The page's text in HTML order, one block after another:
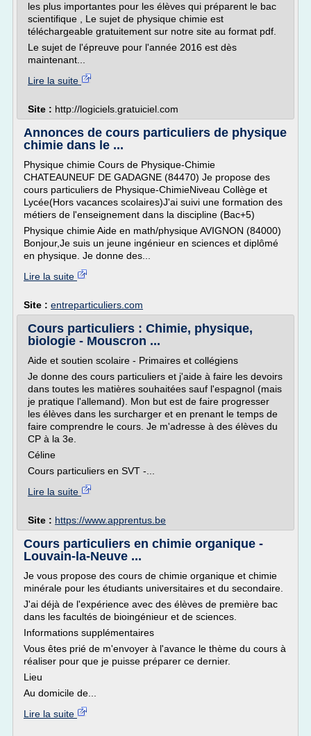
les plus importantes pour les élèves qui préparent le bac
scientifique , Le sujet de physique chimie est
téléchargeable gratuitement sur notre site au format pdf.
Le sujet de l'épreuve pour l'année 2016 est dès
maintenant...
Lire la suite
Site : http://logiciels.gratuiciel.com
Annonces de cours particuliers de physique
chimie dans le ...
Physique chimie Cours de Physique-Chimie
CHATEAUNEUF DE GADAGNE (84470) Je propose des
cours particuliers de Physique-ChimieNiveau Collège et
Lycée(Hors vacances scolaires)J'ai suivi une formation des
métiers de l'enseignement dans la discipline (Bac+5)
Physique chimie Aide en math/physique AVIGNON (84000)
Bonjour,Je suis un jeune ingénieur en sciences et diplômé
en physique. Je donne des...
Lire la suite
Site : entreparticuliers.com
Cours particuliers : Chimie, physique,
biologie - Mouscron ...
Aide et soutien scolaire - Primaires et collégiens
Je donne des cours particuliers et j'aide à faire les devoirs
dans toutes les matières souhaitées sauf l'espagnol (mais
je pratique l'allemand). Mon but est de faire progresser
les élèves dans les surcharger et en prenant le temps de
faire comprendre le cours. Je m'adresse à des élèves du
CP à la 3e.
Céline
Cours particuliers en SVT -...
Lire la suite
Site : https://www.apprentus.be
Cours particuliers en chimie organique -
Louvain-la-Neuve ...
Je vous propose des cours de chimie organique et chimie
minérale pour les étudiants universitaires et du secondaire.
J'ai déjà de l'expérience avec des élèves de première bac
dans les facultés de bioingénieur et de sciences.
Informations supplémentaires
Vous êtes prié de m'envoyer à l'avance le thème du cours à
réaliser pour que je puisse préparer ce dernier.
Lieu
Au domicile de...
Lire la suite